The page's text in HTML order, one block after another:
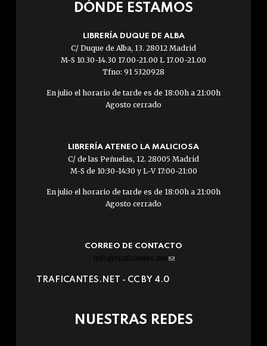
DÓNDE ESTAMOS
LIBRERÍA DUQUE DE ALBA
C/ Duque de Alba, 13. 28012 Madrid
M-S 10.30-14.30 17.00-21.00 L 17.00-21.00
Tfno: 91 5320928
En julio el horario de tarde es de 18:00h a 21:00h
Agosto cerrado
LIBRERÍA ATENEO LA MALICIOSA
C/ de las Peñuelas, 12. 28005 Madrid
M-S de 10:30-14:30 y L-V 17:00-21:00
En julio el horario de tarde es de 18:00h a 21:00h
Agosto cerrado
CORREO DE CONTACTO
info@traficantes.net (link
e-
TRAFICANTES.NET - CC BY 4.0
NUESTRAS REDES